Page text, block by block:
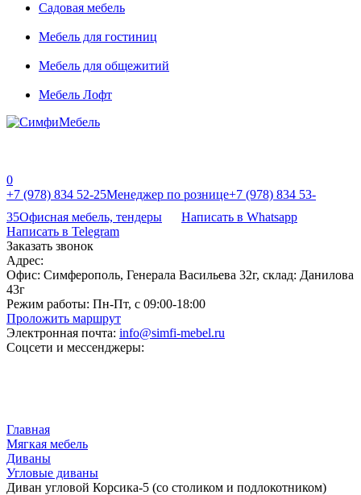
Садовая мебель
Мебель для гостиниц
Мебель для общежитий
Мебель Лофт
0
+7 (978) 834 52-25Менеджер по рознице+7 (978) 834 53-
35Офисная мебель, тендеры
Написать в Whatsapp
Написать в Telegram
Заказать звонок
Адрес:
Офис: Симферополь, Генерала Васильева 32г, склад: Данилова
43г
Режим работы: Пн-Пт, с 09:00-18:00
Проложить маршрут
Электронная почта: info@simfi-mebel.ru
Соцсети и мессенджеры:
Главная
Мягкая мебель
Диваны
Угловые диваны
Диван угловой Корсика-5 (со столиком и подлокотником)